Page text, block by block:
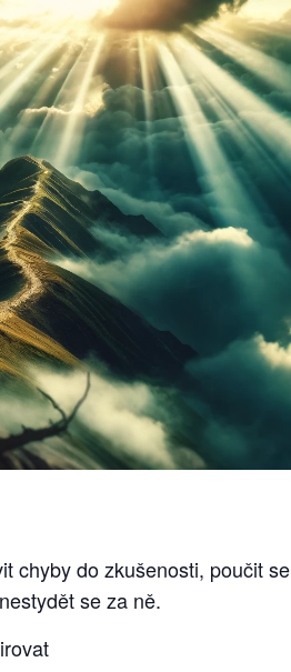
chyby do zkušenosti, poučit se
se za ně.